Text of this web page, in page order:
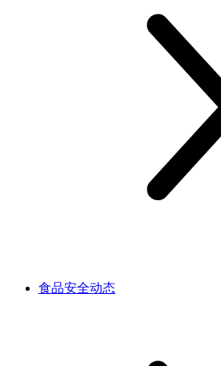
食品安全动态